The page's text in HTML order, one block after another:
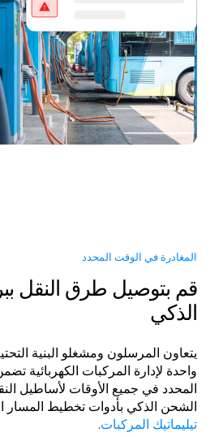
المغادرة في الوقت المحدد
قم بتوصيل طرق النقل
الذكي
يتعاون المرسلون ومشغلو البنية
واحدة لإدارة المركبات الكهربائية
المحدد في جميع الأوقات لأساطيل
الشحن الذكي بأدوات تخطيط المسار
تيليماتيك المركبات.